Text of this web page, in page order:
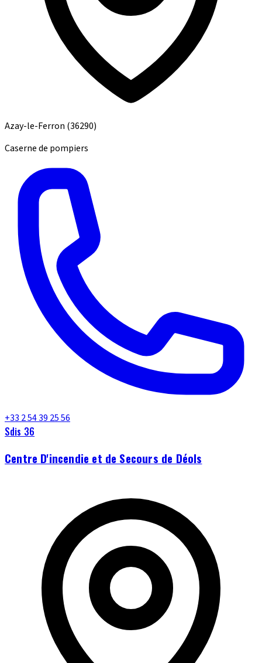
Azay-le-Ferron (36290)
Caserne de pompiers
+33 2 54 39 25 56
Sdis 36
Centre D'incendie et de Secours de Déols